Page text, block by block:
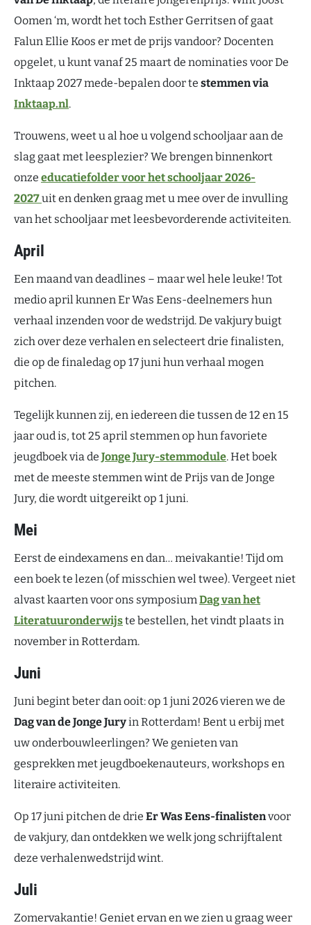
Oomen ‘m, wordt het toch Esther Gerritsen of gaat
Falun Ellie Koos er met de prijs vandoor? Docenten
opgelet, u kunt vanaf 25 maart de nominaties voor De
Inktaap 2027 mede-bepalen door te stemmen via
Inktaap.nl.
Trouwens, weet u al hoe u volgend schooljaar aan de
slag gaat met leesplezier? We brengen binnenkort
onze educatiefolder voor het schooljaar 2026-
2027uit en denken graag met u mee over de invulling
van het schooljaar met leesbevorderende activiteiten.
April
Een maand van deadlines – maar wel hele leuke! Tot
medio april kunnen Er Was Eens-deelnemers hun
verhaal inzenden voor de wedstrijd. De vakjury buigt
zich over deze verhalen en selecteert drie finalisten,
die op de finaledag op 17 juni hun verhaal mogen
pitchen.
Tegelijk kunnen zij, en iedereen die tussen de 12 en 15
jaar oud is, tot 25 april stemmen op hun favoriete
jeugdboek via de Jonge Jury-stemmodule. Het boek
met de meeste stemmen wint de Prijs van de Jonge
Jury, die wordt uitgereikt op 1 juni.
Mei
Eerst de eindexamens en dan… meivakantie! Tijd om
een boek te lezen (of misschien wel twee). Vergeet niet
alvast kaarten voor ons symposiumDag van het
Literatuuronderwijste bestellen, het vindt plaats in
november in Rotterdam.
Juni
Juni begint beter dan ooit: op 1 juni 2026 vieren we de
Dag van de Jonge Juryin Rotterdam! Bent u erbij met
uw onderbouwleerlingen? We genieten van
gesprekken met jeugdboekenauteurs, workshops en
literaire activiteiten.
Op 17 juni pitchen de drie Er Was Eens-finalistenvoor
de vakjury, dan ontdekken we welk jong schrijftalent
deze verhalenwedstrijd wint.
Juli
Zomervakantie! Geniet ervan en we zien u graag weer